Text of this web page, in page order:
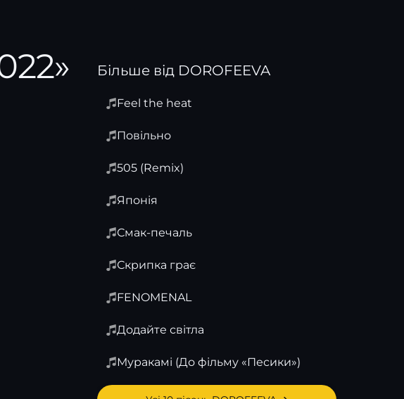
Більше від DOROFEEVA
Feel the heat
Повільно
505 (Remix)
Японія
Смак-печаль
Скрипка грає
FENOMENAL
Додайте світла
Муракамі (До фільму «Песики»)